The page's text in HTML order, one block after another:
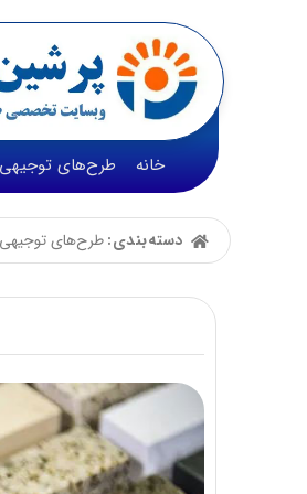
خانه طرح‌های توجیهی
دسته‌بندی:طرح‌های توجیهی